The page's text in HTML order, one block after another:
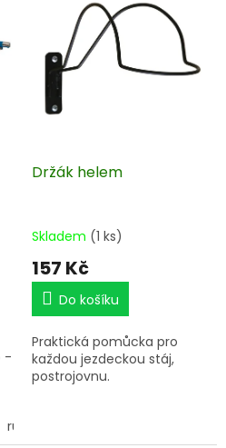
-
růžová
Držák helem
Skladem (1 ks)
157 Kč
Do košíku
Praktická pomůcka pro
každou jezdeckou stáj,
postrojovnu.